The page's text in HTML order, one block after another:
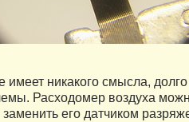
никакого смысла,
Расходомер воздуха
его датчиком